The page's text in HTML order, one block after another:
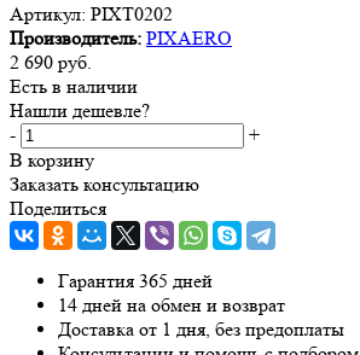
Артикул: PIXT0202
Производитель: PIXAERO
2 690 руб.
Есть в наличии
Нашли дешевле?
-
+
В корзину
Заказать консультацию
Поделиться
Гарантия 365 дней
14 дней на обмен и возврат
Доставка от 1 дня, без предоплаты